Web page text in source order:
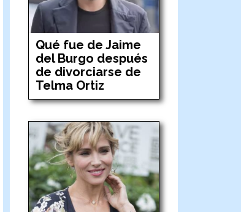
Qué fue de Jaime
del Burgo después
de divorciarse de
Telma Ortiz